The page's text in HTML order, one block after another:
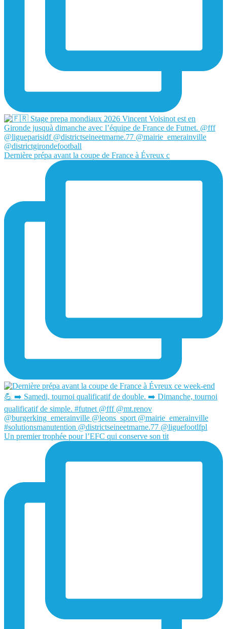
Dernière prépa avant la coupe de France à Évreux c
Un premier trophée pour l’EFC qui conserve son tit